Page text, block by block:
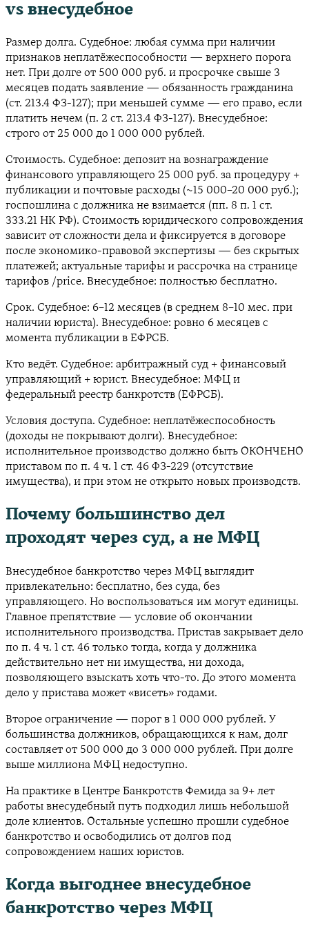
vs внесудебное
Размер долга. Судебное: любая сумма при наличии
признаков неплатёжеспособности — верхнего порога
нет. При долге от 500 000 руб. и просрочке свыше 3
месяцев подать заявление — обязанность гражданина
(ст. 213.4 ФЗ-127); при меньшей сумме — его право, если
платить нечем (п. 2 ст. 213.4 ФЗ-127). Внесудебное:
строго от 25 000 до 1 000 000 рублей.
Стоимость. Судебное: депозит на вознаграждение
финансового управляющего 25 000 руб. за процедуру +
публикации и почтовые расходы (~15 000–20 000 руб.);
госпошлина с должника не взимается (пп. 8 п. 1 ст.
333.21 НК РФ). Стоимость юридического сопровождения
зависит от сложности дела и фиксируется в договоре
после экономико-правовой экспертизы — без скрытых
платежей; актуальные тарифы и рассрочка на странице
тарифов /price. Внесудебное: полностью бесплатно.
Срок. Судебное: 6–12 месяцев (в среднем 8–10 мес. при
наличии юриста). Внесудебное: ровно 6 месяцев с
момента публикации в ЕФРСБ.
Кто ведёт. Судебное: арбитражный суд + финансовый
управляющий + юрист. Внесудебное: МФЦ и
федеральный реестр банкротств (ЕФРСБ).
Условия доступа. Судебное: неплатёжеспособность
(доходы не покрывают долги). Внесудебное:
исполнительное производство должно быть ОКОНЧЕНО
приставом по п. 4 ч. 1 ст. 46 ФЗ-229 (отсутствие
имущества), и при этом не открыто новых производств.
Почему большинство дел
проходят через суд, а не МФЦ
Внесудебное банкротство через МФЦ выглядит
привлекательно: бесплатно, без суда, без
управляющего. Но воспользоваться им могут единицы.
Главное препятствие — условие об окончании
исполнительного производства. Пристав закрывает дело
по п. 4 ч. 1 ст. 46 только тогда, когда у должника
действительно нет ни имущества, ни дохода,
позволяющего взыскать хоть что-то. До этого момента
дело у пристава может «висеть» годами.
Второе ограничение — порог в 1 000 000 рублей. У
большинства должников, обращающихся к нам, долг
составляет от 500 000 до 3 000 000 рублей. При долге
выше миллиона МФЦ недоступно.
На практике в Центре Банкротств Фемида за 9+ лет
работы внесудебный путь подходил лишь небольшой
доле клиентов. Остальные успешно прошли судебное
банкротство и освободились от долгов под
сопровождением наших юристов.
Когда выгоднее внесудебное
банкротство через МФЦ